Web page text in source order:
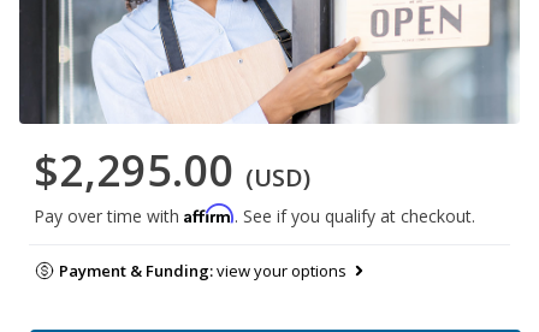
$2,295.00 (USD)
Pay over time with Affirm. See if you qualify at checkout.
Payment & Funding:view your options